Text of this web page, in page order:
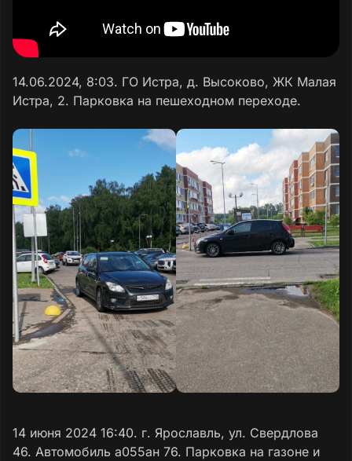
14.06.2024, 8:03. ГО Истра, д. Высоково, ЖК Малая
Истра, 2. Парковка на пешеходном переходе.
14 июня 2024 16:40. г. Ярославль, ул. Свердлова
46. Автомобиль а055ан 76. Парковка на газоне и